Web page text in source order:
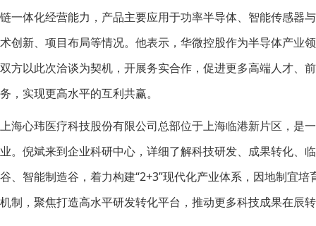
链一体化经营能力，产品主要应用于功率半导体、智能传感器
术创新、项目布局等情况。他表示，华微控股作为半导体产业
双方以此次洽谈为契机，开展务实合作，促进更多高端人才、
务，实现更高水平的互利共赢。
上海心玮医疗科技股份有限公司总部位于上海临港新片区，是
业。倪斌来到企业科研中心，详细了解科技研发、成果转化、
谷、智能制造谷，着力构建“2+3”现代化产业体系，因地制宜
机制，聚焦打造高水平研发转化平台，推动更多科技成果在辰